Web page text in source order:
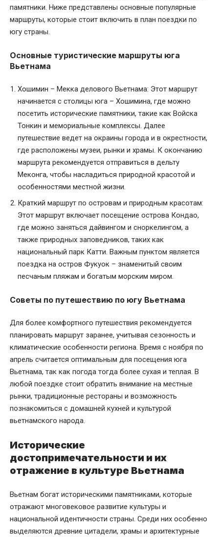
памятники. Ниже представлены основные популярные
маршруты, которые стоит включить в план поездки по
югу страны.
Основные туристические маршруты юга
Вьетнама
Хошимин – Мекка делового Вьетнама: Этот маршрут
начинается с столицы юга – Хошимина, где можно
посетить исторические памятники, такие как Войска
Тонкин и мемориальные комплексы. Далее
путешествие ведет на окраины города и в окрестности,
где расположены музеи, рынки и храмы. К окончанию
маршрута рекомендуется отправиться в дельту
Меконга, чтобы насладиться природной красотой и
особенностями местной жизни.
Краткий маршрут по островам и природным красотам:
Этот маршрут включает посещение острова Кондао,
где можно заняться дайвингом и сноркелингом, а
также природных заповедников, таких как
национальный парк Катти. Важным пунктом является
поездка на остров Фукуок – знаменитый своим
песчаным пляжам и богатым морским миром.
Советы по путешествию по югу Вьетнама
Для более комфортного путешествия рекомендуется
планировать маршрут заранее, учитывая сезонность и
климатические особенности региона. Время с ноября по
апрель считается оптимальным для посещения юга
Вьетнама, так как погода тогда более сухая и теплая. В
любой поездке стоит обратить внимание на местные
рынки, традиционные рестораны и возможность
познакомиться с домашней кухней и культурой
вьетнамского народа.
Исторические
достопримечательности и их
отражение в культуре Вьетнама
Вьетнам богат историческими памятниками, которые
отражают многовековое развитие культуры и
национальной идентичности страны. Среди них особенно
выделяются древние цитадели, храмы и архитектурные